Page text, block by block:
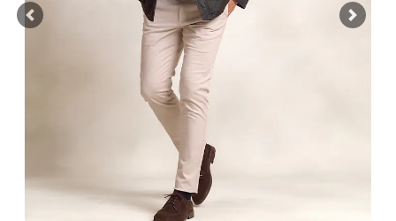
Previous Next